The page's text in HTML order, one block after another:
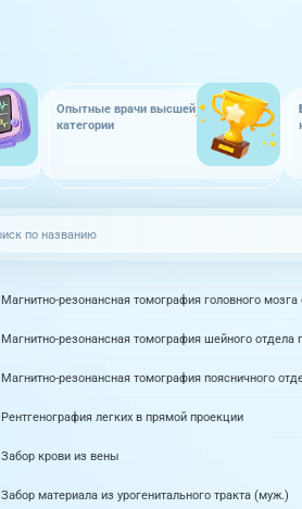
Опытные врачи высшей
категории
Магнитно-резонансная томография головного мозга
Магнитно-резонансная томография шейного отдела
Магнитно-резонансная томография поясничного
Рентгенография легких в прямой проекции
Забор крови из вены
Забор материала из урогенитального тракта (муж.)